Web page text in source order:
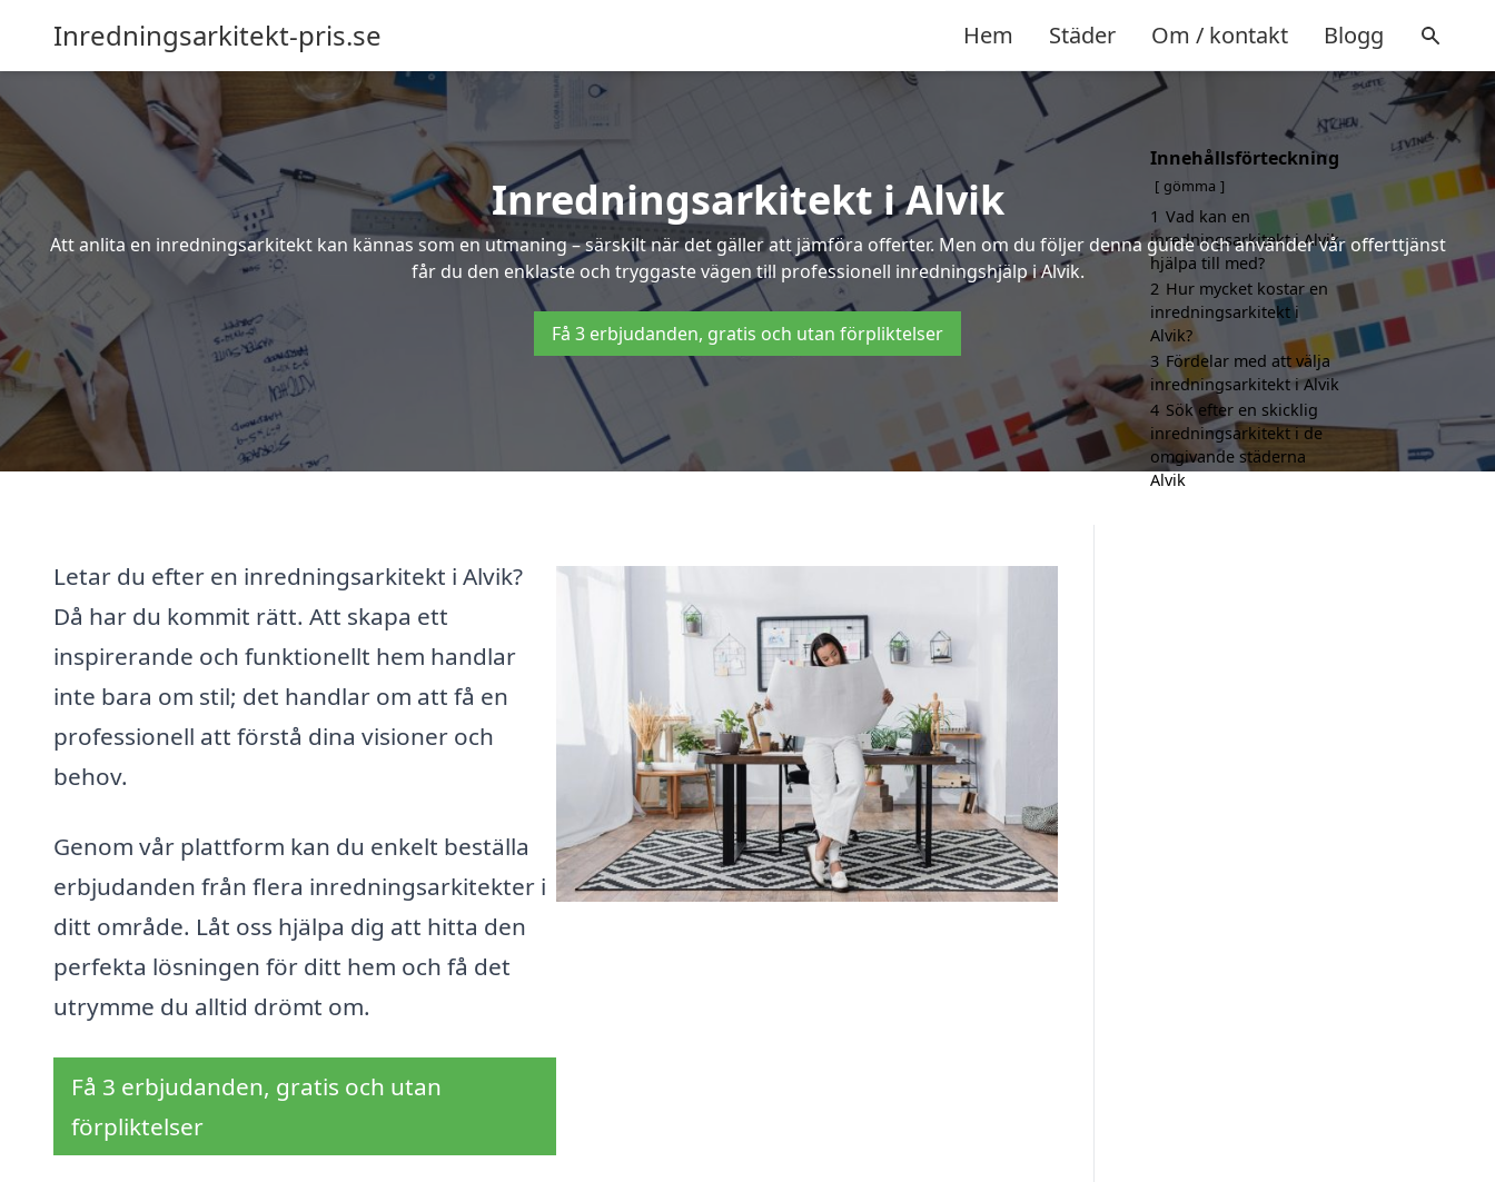
Inredningsarkitekt-pris.se Hem Städer Om / kontakt Blogg
Inredningsarkitekt i Alvik
Att anlita en inredningsarkitekt kan kännas som en utmaning – särskilt när det gäller att jämföra offerter. Men om du följer denna guide och använder vår offerttjänst
får du den enklaste och tryggaste vägen till professionell inredningshjälp i Alvik.
Få 3 erbjudanden, gratis och utan förpliktelser
Letar du efter en inredningsarkitekt i Alvik?
Då har du kommit rätt. Att skapa ett
inspirerande och funktionellt hem handlar
inte bara om stil; det handlar om att få en
professionell att förstå dina visioner och
behov.
Genom vår plattform kan du enkelt beställa
erbjudanden från flera inredningsarkitekter i
ditt område. Låt oss hjälpa dig att hitta den
perfekta lösningen för ditt hem och få det
utrymme du alltid drömt om.
Få 3 erbjudanden, gratis och utan
förpliktelser
Innehållsförteckning
gömma
1 Vad kan en
inredningsarkitekt i Alvik
hjälpa till med?
2 Hur mycket kostar en
inredningsarkitekt i
Alvik?
3 Fördelar med att välja
inredningsarkitekt i Alvik
4 Sök efter en skicklig
inredningsarkitekt i de
omgivande städerna
Alvik